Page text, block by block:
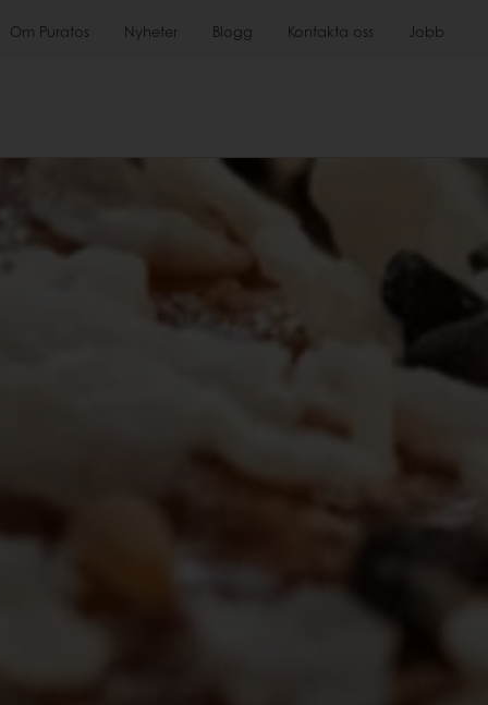
Om Puratos Nyheter Blogg Kontakta oss Jobb